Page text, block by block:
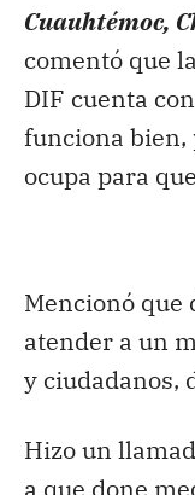
Cuauhtémoc,
comentó que
DIF cuenta
funciona bien,
ocupa para
Mencionó que
atender a un
y ciudadanos,
Hizo un